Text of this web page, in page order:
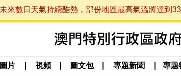
來數日天氣持續酷熱，部份地區最高氣溫將達到
圖片 視頻 圖文包 專題新聞 專題